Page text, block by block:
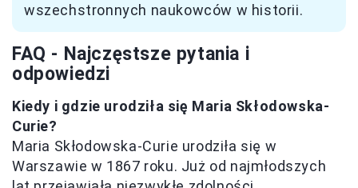
wszechstronnych naukowców w historii.
FAQ - Najczęstsze pytania i
odpowiedzi
Kiedy i gdzie urodziła się Maria Skłodowska-
Curie?
Maria Skłodowska-Curie urodziła się w
Warszawie w 1867 roku. Już od najmłodszych